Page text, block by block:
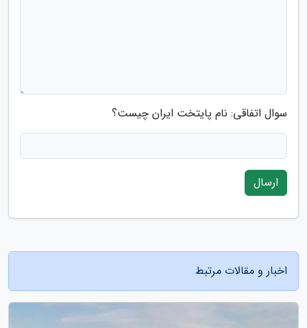
سوال اتفاقی: نام پایتخت ایران چیست؟
ارسال
اخبار و مقالات مرتبط